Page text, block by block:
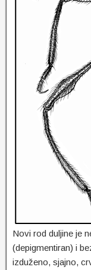
Novi rod duljine je
(depigmentiran) i
izduženo, sjajno,